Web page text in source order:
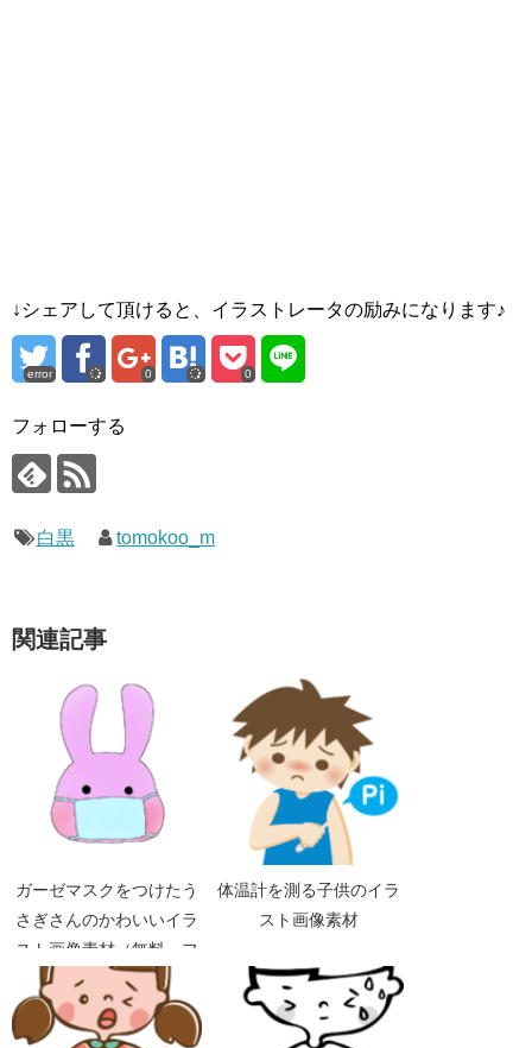
↓シェアして頂けると、イラストレータの励みになります♪
error 0 0
フォローする
白黒 tomokoo_m
関連記事
ガーゼマスクをつけたう
さぎさんのかわいいイラ
スト画像素材（無料 フ
リー）
体温計を測る子供のイラ
スト画像素材